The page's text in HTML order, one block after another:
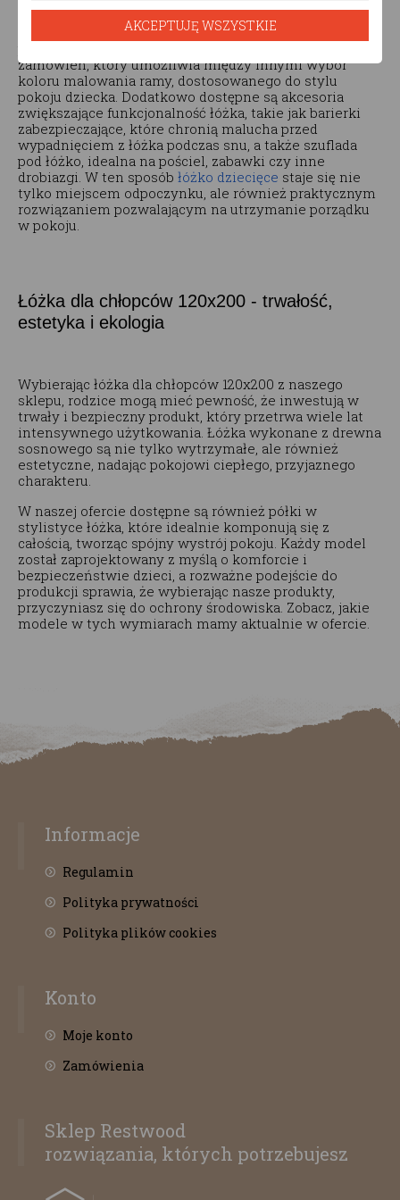
Łóżko 120x200 dla chłopca
spełnia oczekiwania nie
tylko pod względem estetyki, ale również
zamówień, który umożliwia między innymi wybór
koloru malowania ramy, dostosowanego do stylu
pokoju dziecka. Dodatkowo dostępne są akcesoria
zwiększające funkcjonalność łóżka, takie jak barierki
zabezpieczające, które chronią malucha przed
wypadnięciem z łóżka podczas snu, a także szuflada
pod łóżko, idealna na pościel, zabawki czy inne
drobiazgi. W ten sposób łóżko dziecięce staje się nie
tylko miejscem odpoczynku, ale również praktycznym
rozwiązaniem pozwalającym na utrzymanie porządku
w pokoju.
Łóżka dla chłopców 120x200 - trwałość,
estetyka i ekologia
Wybierając łóżka dla chłopców 120x200 z naszego
sklepu, rodzice mogą mieć pewność, że inwestują w
trwały i bezpieczny produkt, który przetrwa wiele lat
intensywnego użytkowania. Łóżka wykonane z drewna
sosnowego są nie tylko wytrzymałe, ale również
estetyczne, nadając pokojowi ciepłego, przyjaznego
charakteru.
W naszej ofercie dostępne są również półki w
stylistyce łóżka, które idealnie komponują się z
całością, tworząc spójny wystrój pokoju. Każdy model
został zaprojektowany z myślą o komforcie i
bezpieczeństwie dzieci, a rozważne podejście do
produkcji sprawia, że wybierając nasze produkty,
przyczyniasz się do ochrony środowiska. Zobacz, jakie
modele w tych wymiarach mamy aktualnie w ofercie.
Informacje
Regulamin
Polityka prywatności
Polityka plików cookies
Konto
Moje konto
Zamówienia
Sklep Restwood
rozwiązania, których potrzebujesz
AKCEPTUJĘ WSZYSTKIE